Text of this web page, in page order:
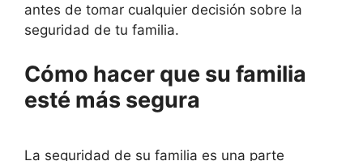
antes de tomar cualquier decisión sobre la
seguridad de tu familia.
Cómo hacer que su familia
esté más segura
La seguridad de su familia es una parte